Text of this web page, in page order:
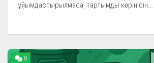
ұйымдастырылмаса, тартымды көрінісін...
0